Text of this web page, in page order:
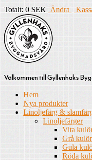
Totalt: 0 SEK Ändra
Välkommen till Gyllenhaks
Hem
Nya produkter
Linoljefärg &
Linoljefärger
Vita
Grå
Gula
Röda